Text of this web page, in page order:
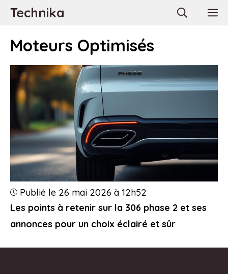
AllerTechnika
Moteurs Optimisés
Les points à retenir sur la 306 phase 2 et ses
annonces pour un choix éclairé et sûr
Publié le 26 mai 2026 à 12h52